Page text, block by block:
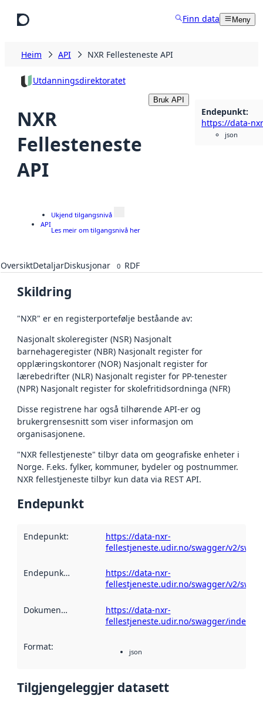
Finn data Meny
Heim API NXR Fellesteneste API
Utdanningsdirektoratet
NXR
Fellesteneste
API
Bruk API
Endepunkt:
json
API
Ukjend tilgangsnivå
Les meir om tilgangsnivå her
OversiktDetaljarDiskusjonar 0 RDF
Skildring
"NXR" er en registerportefølje beståande av:
Nasjonalt skoleregister (NSR) Nasjonalt
barnehageregister (NBR) Nasjonalt register for
opplæringskontorer (NOR) Nasjonalt register for
lærebedrifter (NLR) Nasjonalt register for PP-tenester
(NPR) Nasjonalt register for skolefritidsordninga (NFR)
Disse registrene har også tilhørende API-er og
brukergrensesnitt som viser informasjon om
organisasjonene.
"NXR fellestjeneste" tilbyr data om geografiske enheter i
Norge. F.eks. fylker, kommuner, bydeler og postnummer.
NXR fellestjeneste tilbyr kun data via REST API.
Endepunkt
Endepunkt:
https://data-nxr-
fellestjeneste.udir.no/swagger/v2/
Endepunktskildring
https://data-nxr-
fellestjeneste.udir.no/swagger/v2/
Dokumentasjon
https://data-nxr-
fellestjeneste.udir.no/swagger/
Format: json
Tilgjengeleggjer datasett